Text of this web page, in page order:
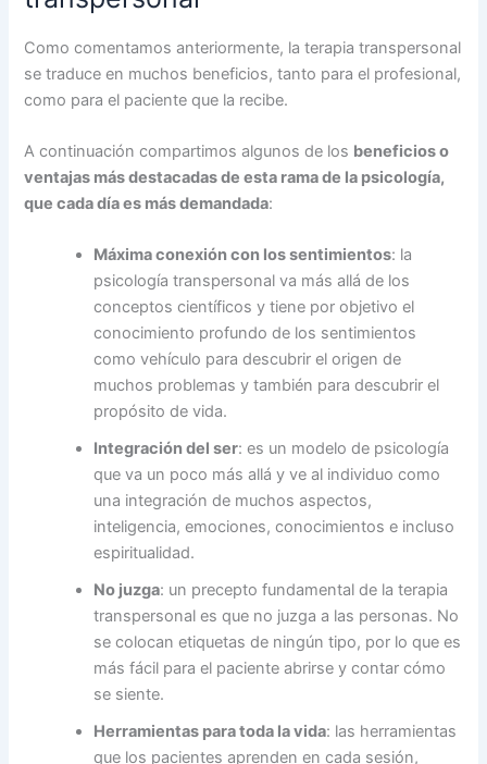
Como comentamos anteriormente, la terapia transpersonal
se traduce en muchos beneficios, tanto para el profesional,
como para el paciente que la recibe.
A continuación compartimos algunos de los beneficios o
ventajas más destacadas de esta rama de la psicología,
que cada día es más demandada:
Máxima conexión con los sentimientos: la
psicología transpersonal va más allá de los
conceptos científicos y tiene por objetivo el
conocimiento profundo de los sentimientos
como vehículo para descubrir el origen de
muchos problemas y también para descubrir el
propósito de vida.
Integración del ser: es un modelo de psicología
que va un poco más allá y ve al individuo como
una integración de muchos aspectos,
inteligencia, emociones, conocimientos e incluso
espiritualidad.
No juzga: un precepto fundamental de la terapia
transpersonal es que no juzga a las personas. No
se colocan etiquetas de ningún tipo, por lo que es
más fácil para el paciente abrirse y contar cómo
se siente.
Herramientas para toda la vida: las herramientas
que los pacientes aprenden en cada sesión,